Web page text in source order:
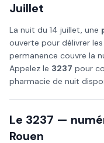
Juillet
La nuit du 14 juillet, une
ouverte pour délivrer
permanence couvre la
Appelez le 3237 pour
pharmacie de nuit
Le 3237 —
Rouen